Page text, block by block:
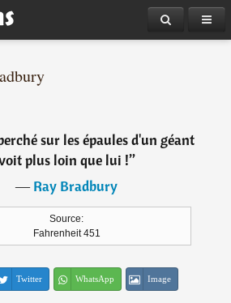
sur les épaules d'un géant
plus loin que lui !”
―Ray Bradbury
Source:
Fahrenheit 451
Twitter WhatsApp Image